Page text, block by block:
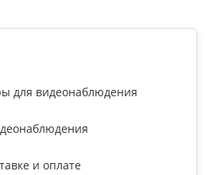
для видеонаблюдения
и оплате